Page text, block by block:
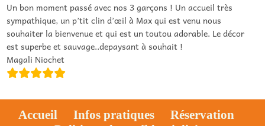
Un bon moment passé avec nos 3 garçons ! Un accueil très
sympathique, un p’tit clin d’œil à Max qui est venu nous
souhaiter la bienvenue et qui est un toutou adorable. Le décor
est superbe et sauvage..depaysant à souhait !
Magali Niochet
Accueil Infos pratiques
Réservation